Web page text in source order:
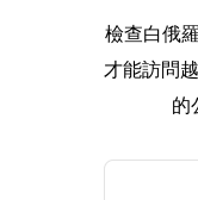
檢查白俄
才能訪問
的